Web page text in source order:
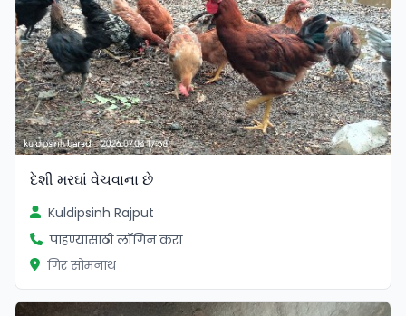
દેશી મરઘાં વેચવાના છે
Kuldipsinh Rajput
पाहण्यासाठी लॉगिन करा
गिर सोमनाथ